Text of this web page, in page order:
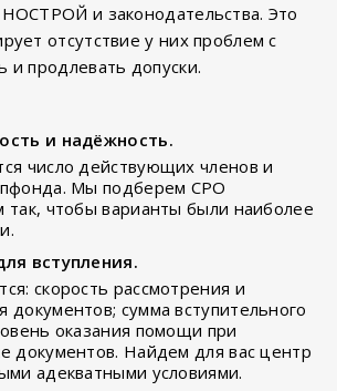
и законодательства. Это
отсутствие у них проблем с
и продлевать допуски.
и надёжность.
число действующих членов и
Мы подберем СРО
так, чтобы варианты были наиболее
вступления.
скорость рассмотрения и
документов; сумма вступительного
оказания помощи при
документов. Найдем для вас центр
адекватными условиями.